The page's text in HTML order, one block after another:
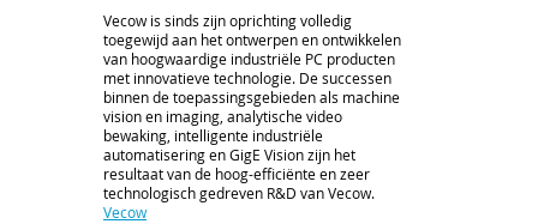
Vecow is sinds zijn oprichting volledig
toegewijd aan het ontwerpen en ontwikkelen
van hoogwaardige industriële PC producten
met innovatieve technologie. De successen
binnen de toepassingsgebieden als machine
vision en imaging, analytische video
bewaking, intelligente industriële
automatisering en GigE Vision zijn het
resultaat van de hoog-efficiënte en zeer
technologisch gedreven R&D van Vecow.
Vecow